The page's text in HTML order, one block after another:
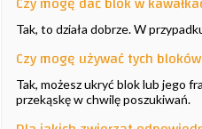
Tak, to działa dobrze. W
Czy mogę używać tych
Tak, możesz ukryć blok lub jego
przekąskę w chwilę poszukiwań.